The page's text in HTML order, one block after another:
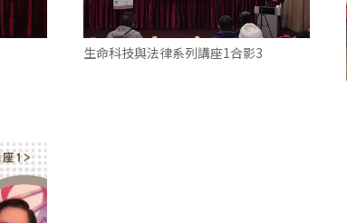
生命科技與法律系列講座1合影3